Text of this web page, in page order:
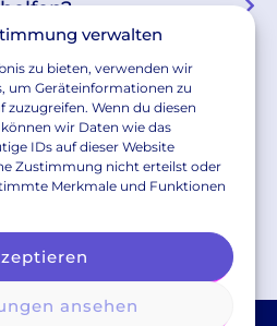
verwalten
zu bieten, verwenden wir
um Geräteinformationen zu
Wenn du diesen
wir Daten wie das
IDs auf dieser Website
Zustimmung nicht erteilst oder
Merkmale und Funktionen
ansehen
nutzen schon
kann ich einen KI-